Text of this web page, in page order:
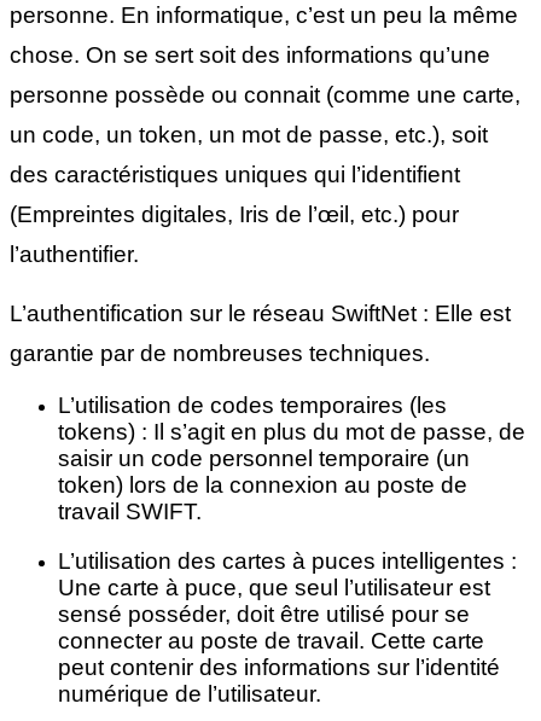
personne. En informatique, c’est un peu la même
chose. On se sert soit des informations qu’une
personne possède ou connait (comme une carte,
un code, un token, un mot de passe, etc.), soit
des caractéristiques uniques qui l’identifient
(Empreintes digitales, Iris de l’œil, etc.) pour
l’authentifier.
L’authentification sur le réseau SwiftNet : Elle est
garantie par de nombreuses techniques.
L’utilisation de codes temporaires (les
tokens) : Il s’agit en plus du mot de passe, de
saisir un code personnel temporaire (un
token) lors de la connexion au poste de
travail SWIFT.
L’utilisation des cartes à puces intelligentes :
Une carte à puce, que seul l’utilisateur est
sensé posséder, doit être utilisé pour se
connecter au poste de travail. Cette carte
peut contenir des informations sur l’identité
numérique de l’utilisateur.